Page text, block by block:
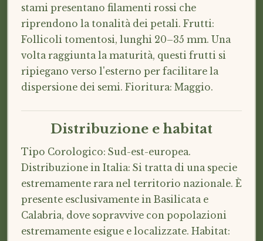
stami presentano filamenti rossi che
riprendono la tonalità dei petali. Frutti:
Follicoli tomentosi, lunghi 20–35 mm. Una
volta raggiunta la maturità, questi frutti si
ripiegano verso l'esterno per facilitare la
dispersione dei semi. Fioritura: Maggio.
Distribuzione e habitat
Tipo Corologico: Sud-est-europea.
Distribuzione in Italia: Si tratta di una specie
estremamente rara nel territorio nazionale. È
presente esclusivamente in Basilicata e
Calabria, dove sopravvive con popolazioni
estremamente esigue e localizzate. Habitat: